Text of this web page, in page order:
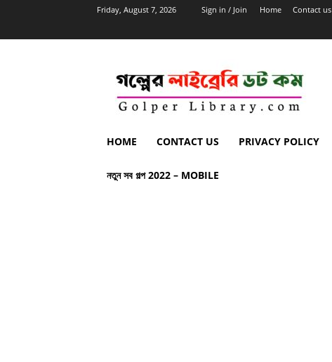
Friday, August 7, 2026 Sign in / Join Home Contact us
HOME CONTACT US PRIVACY POLICY
নতুন সব গল্প 2022 – MOBILE